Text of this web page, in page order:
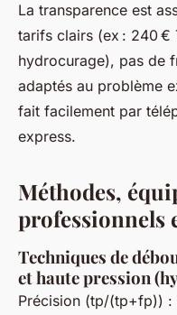
La transparence est
tarifs clairs (ex : 240 €
hydrocurage), pas de
adaptés au problème
fait facilement par
express.
Méthodes,
professionnels
Techniques de
et haute pression
Précision (tp/(tp+fp)) :